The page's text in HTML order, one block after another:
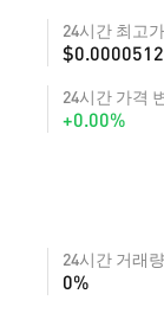
24시간 최고가
24시간 가격
+0.00%
24시간 거래
0%